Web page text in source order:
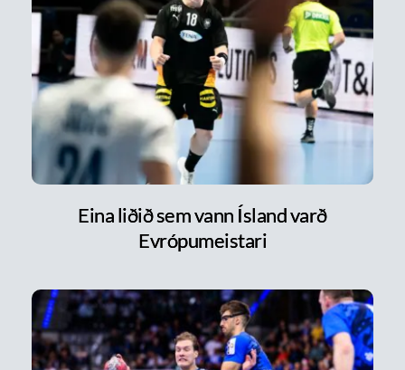
Eina liðið sem vann Ísland varð
Evrópumeistari